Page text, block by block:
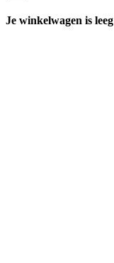
Je winkelwagen is leeg